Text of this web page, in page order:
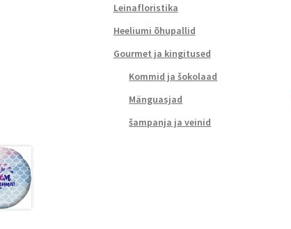
Leinafloristika
Heeliumi õhupallid
Gourmet ja kingitused
Kommid ja šokolaad
Mänguasjad
šampanja ja veinid